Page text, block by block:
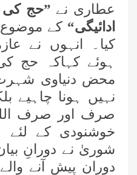
عطاری نے ”حج کی
ادائیگی“ کے موضوع
کیا۔ انہوں نے
ہوئے کہاکہ حج
محض دنیاوی شہرت
نہیں ہونا چاہیے
صرف اور صرف
خوشنودی کے لئے
شوریٰ نے دورانِ
دوران پیش آنے